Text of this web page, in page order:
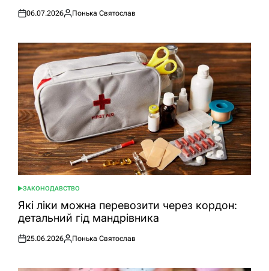
Оприлюднено
06.07.2026
Опубліковано
Понька Святослав
ОПУБЛІКУВАТИ
У
ЗАКОНОДАВСТВО
Які ліки можна перевозити через кордон:
детальний гід мандрівника
Оприлюднено
25.06.2026
Опубліковано
Понька Святослав